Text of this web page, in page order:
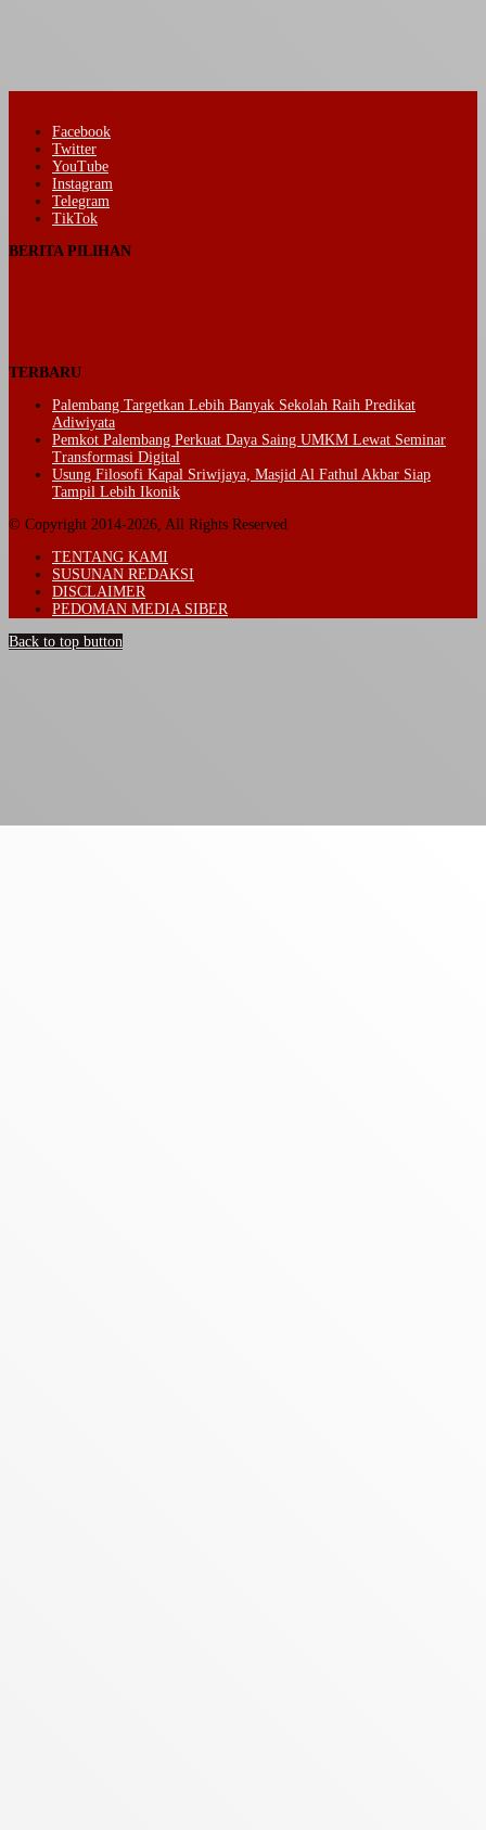
Facebook
Twitter
YouTube
Instagram
Telegram
TikTok
BERITA PILIHAN
TERBARU
Palembang Targetkan Lebih Banyak Sekolah Raih Predikat
Adiwiyata
Pemkot Palembang Perkuat Daya Saing UMKM Lewat Seminar
Transformasi Digital
Usung Filosofi Kapal Sriwijaya, Masjid Al Fathul Akbar Siap
Tampil Lebih Ikonik
© Copyright 2014-2026, All Rights Reserved
TENTANG KAMI
SUSUNAN REDAKSI
DISCLAIMER
PEDOMAN MEDIA SIBER
Back to top button